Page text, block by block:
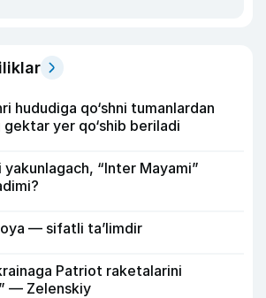
hududiga qo‘shni tumanlardan
gektar yer qo‘shib beriladi
“Inter Mayami”
— sifatli ta’limdir
Patriot raketalarini
— Zelenskiy